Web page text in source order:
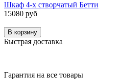
Шкаф 4-х створчатый Бетти
15080 руб
В корзину
Быстрая доставка
Гарантия на все товары